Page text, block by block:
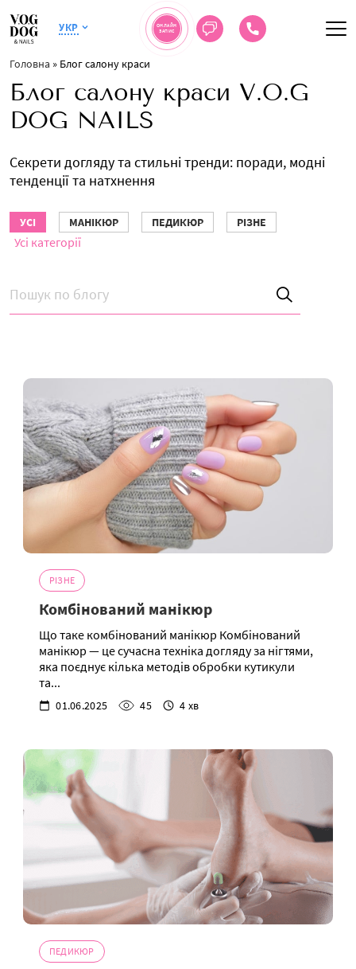
УКР
ОНЛАЙН
ЗАПИС
Головна » Блог салону краси
Блог салону краси V.O.G
DOG NAILS
Секрети догляду та стильні тренди: поради, модні
тенденції та натхнення
УСІ МАНІКЮР ПЕДИКЮР РІЗНЕ
Усі категорії
РІЗНЕ
Комбінований манікюр
Що таке комбінований манікюр Комбінований
манікюр — це сучасна техніка догляду за нігтями,
яка поєднує кілька методів обробки кутикули
та...
01.06.2025 45 4 хв
ПЕДИКЮР